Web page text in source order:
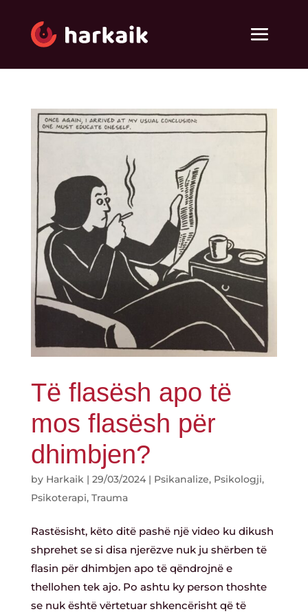
Të flasësh apo të
mos flasësh për
dhimbjen?
by Harkaik| 29/03/2024| Psikanalize, Psikologji,
Psikoterapi, Trauma
Rastësisht, këto ditë pashë një video ku dikush
shprehet se si disa njerëzve nuk ju shërben të
flasin për dhimbjen apo të qëndrojnë e
thellohen tek ajo. Po ashtu ky person thoshte
se nuk është vërtetuar shkencërisht që të